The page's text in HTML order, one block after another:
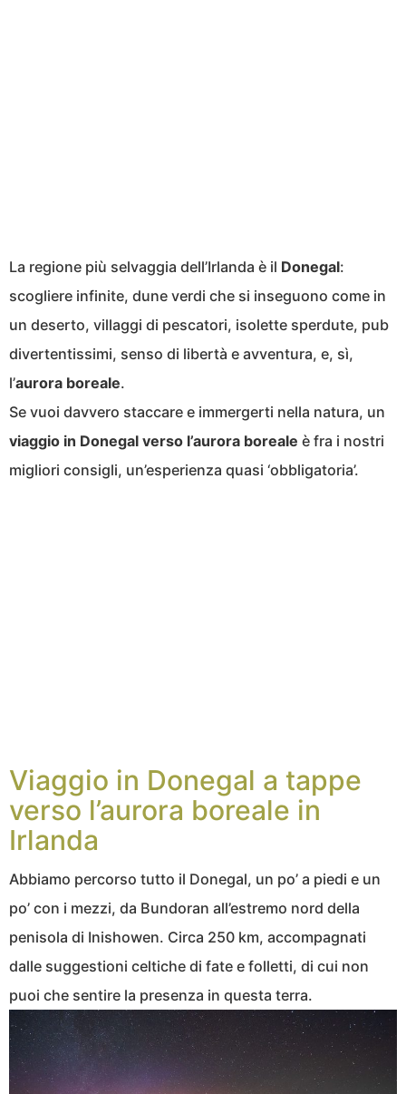
La regione più selvaggia dell’Irlanda è il Donegal:
scogliere infinite, dune verdi che si inseguono come in
un deserto, villaggi di pescatori, isolette sperdute, pub
divertentissimi, senso di libertà e avventura, e, sì,
l’aurora boreale.
Se vuoi davvero staccare e immergerti nella natura, un
viaggio in Donegal verso l’aurora boreale è fra i nostri
migliori consigli, un’esperienza quasi ‘obbligatoria’.
Viaggio in Donegal a tappe
verso l’aurora boreale in
Irlanda
Abbiamo percorso tutto il Donegal, un po’ a piedi e un
po’ con i mezzi, da Bundoran all’estremo nord della
penisola di Inishowen. Circa 250 km, accompagnati
dalle suggestioni celtiche di fate e folletti, di cui non
puoi che sentire la presenza in questa terra.